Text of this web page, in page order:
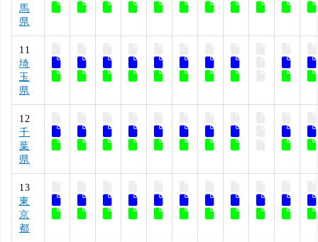
馬
県
11
埼
玉
県
12
千
葉
県
13
東
京
都